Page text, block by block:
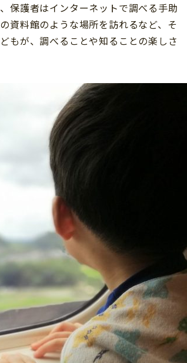
保護者はインターネットで調べる手助
資料館のような場所を訪れるなど、そ
もが、調べることや知ることの楽しさ